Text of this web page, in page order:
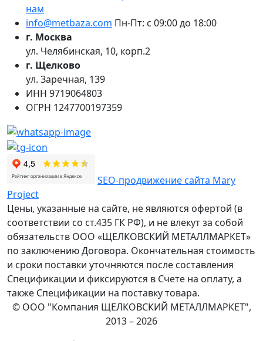
нам
info@metbaza.com Пн-Пт: с 09:00 до 18:00
г. Москва
ул. Челябинская, 10, корп.2
г. Щелково
ул. Заречная, 139
ИНН 9719064803
ОГРН 1247700197359
SEO-продвижение сайта Mary
Project
Цены, указанные на сайте, не являются офертой (в
соответствии со ст.435 ГК РФ), и не влекут за собой
обязательств ООО «ЩЕЛКОВСКИЙ МЕТАЛЛМАРКЕТ»
по заключению Договора. Окончательная стоимость
и сроки поставки уточняются после составления
Спецификации и фиксируются в Счете на оплату, а
также Спецификации на поставку товара.
© ООО "Компания ЩЕЛКОВСКИЙ МЕТАЛЛМАРКЕТ",
2013 – 2026